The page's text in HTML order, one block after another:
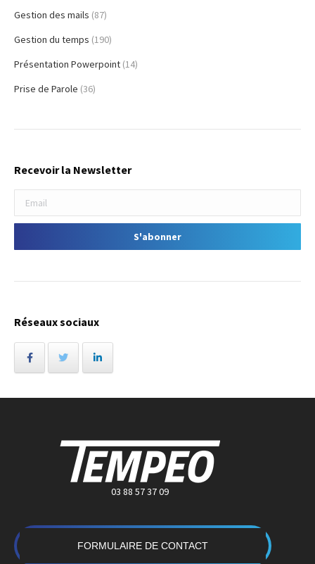
Gestion des mails (87)
Gestion du temps (190)
Présentation Powerpoint (14)
Prise de Parole (36)
Recevoir la Newsletter
Réseaux sociaux
03 88 57 37 09
FORMULAIRE DE CONTACT